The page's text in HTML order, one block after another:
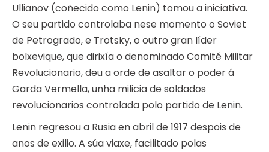
Ullianov (coñecido como Lenin) tomou a iniciativa.
O seu partido controlaba nese momento o Soviet
de Petrogrado, e Trotsky, o outro gran líder
bolxevique, que dirixía o denominado Comité Militar
Revolucionario, deu a orde de asaltar o poder á
Garda Vermella, unha milicia de soldados
revolucionarios controlada polo partido de Lenin.
Lenin regresou a Rusia en abril de 1917 despois de
anos de exilio. A súa viaxe, facilitado polas